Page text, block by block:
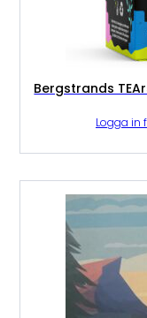
Bergstrands
Logga in